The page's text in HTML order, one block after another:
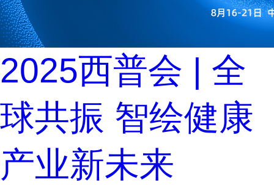
2025西普会 | 全
球共振 智绘健康
产业新未来